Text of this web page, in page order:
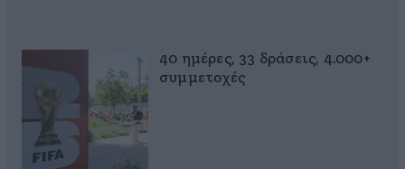
40 ημέρες, 33 δράσεις, 4.000+
συμμετοχές